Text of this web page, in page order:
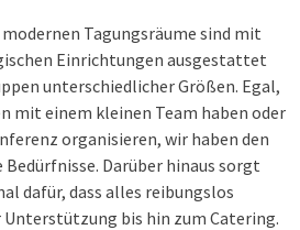
Tagungsräume sind mit
Einrichtungen ausgestattet
unterschiedlicher Größen. Egal,
mit einem kleinen Team haben oder
organisieren, wir haben den
Darüber hinaus sorgt
dafür, dass alles reibungslos
bis hin zum Catering.